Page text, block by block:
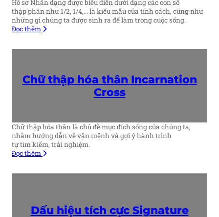
Hồ sơ Nhân dạng được biểu diễn dưới dạng các con số
thập phân như 1/2, 1/4,… là kiểu mẫu của tính cách, cũng như
những gì chúng ta được sinh ra để làm trong cuộc sống.
Đọc thêm
Chữ thập hóa thân Incarnation
Cross
Chữ thập hóa thân là chủ đề mục đích sống của chúng ta,
nhằm hướng dẫn về vận mệnh và gợi ý hành trình
tự tìm kiếm, trải nghiệm.
Đọc thêm
Dấu hiệu tích cực Signature